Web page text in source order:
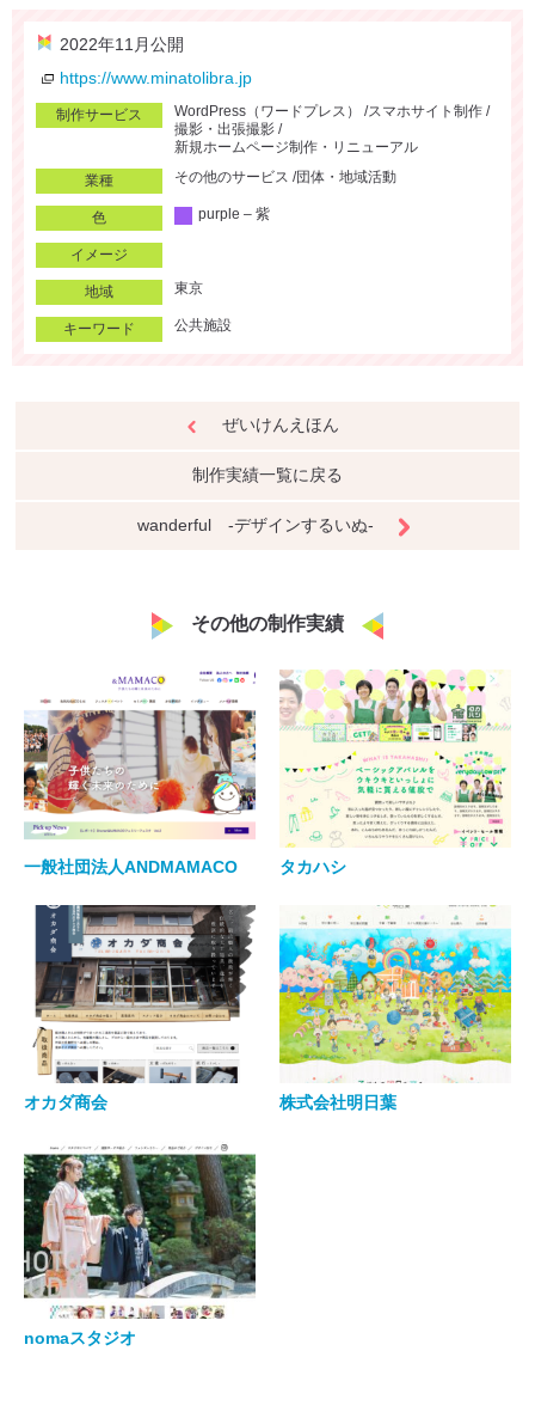
2022年11月公開
https://www.minatolibra.jp
制作サービス WordPress（ワードプレス）
スマホサイト制作
撮影・出張撮影
新規ホームページ制作・リニューアル
業種
その他のサービス 団体・地域活動
色 purple – 紫
イメージ
地域 東京
キーワード 公共施設
ぜいけんえほん
制作実績一覧に戻る
wanderful -デザインするいぬ-
その他の制作実績
一般社団法人ANDMAMACO タカハシ
オカダ商会 株式会社明日葉
nomaスタジオ